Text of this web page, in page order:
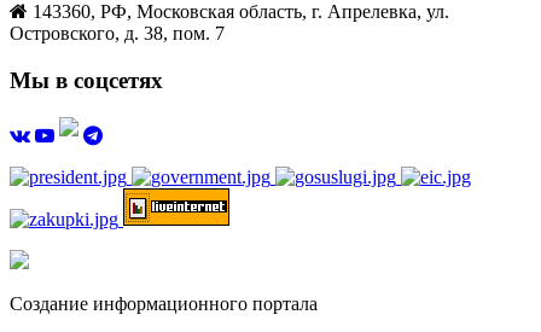
143360, РФ, Московская область, г. Апрелевка, ул.
Островского, д. 38, пом. 7
Мы в соцсетях
Создание информационного портала